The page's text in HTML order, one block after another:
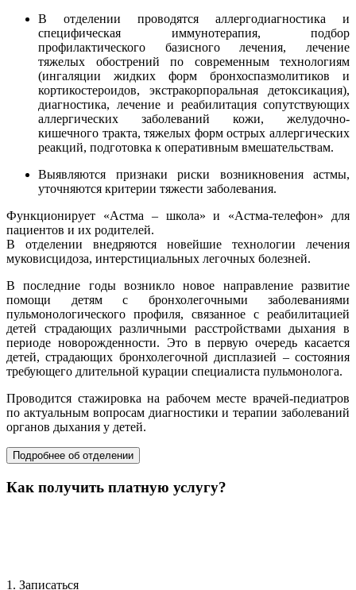
В отделении проводятся аллергодиагностика и
специфическая иммунотерапия, подбор
профилактического базисного лечения, лечение
тяжелых обострений по современным технологиям
(ингаляции жидких форм бронхоспазмолитиков и
кортикостероидов, экстракорпоральная детоксикация),
диагностика, лечение и реабилитация сопутствующих
аллергических заболеваний кожи, желудочно-
кишечного тракта, тяжелых форм острых аллергических
реакций, подготовка к оперативным вмешательствам.
Выявляются признаки риски возникновения астмы,
уточняются критерии тяжести заболевания.
Функционирует «Астма – школа» и «Астма-телефон» для
пациентов и их родителей.
В отделении внедряются новейшие технологии лечения
муковисцидоза, интерстициальных легочных болезней.
В последние годы возникло новое направление развитие
помощи детям с бронхолегочными заболеваниями
пульмонологического профиля, связанное с реабилитацией
детей страдающих различными расстройствами дыхания в
периоде новорожденности. Это в первую очередь касается
детей, страдающих бронхолегочной дисплазией – состояния
требующего длительной курации специалиста пульмонолога.
Проводится стажировка на рабочем месте врачей-педиатров
по актуальным вопросам диагностики и терапии заболеваний
органов дыхания у детей.
Подробнее об отделении
Как получить платную услугу?
1. Записаться